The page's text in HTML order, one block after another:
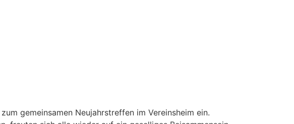
gemeinsamen Neujahrstreffen im Vereinsheim ein.